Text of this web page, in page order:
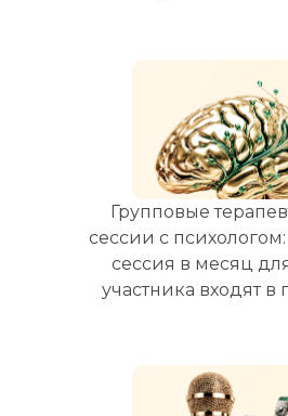
Групповые
сессии с психологом:
сессия в месяц
участника входят в